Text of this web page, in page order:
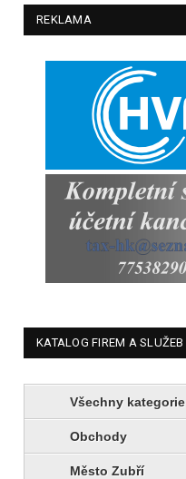
REKLAMA
KATALOG FIREM A SLUŽEB
Všechny kategorie
Obchody
Město Zubří